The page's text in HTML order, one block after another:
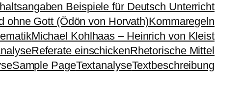
Beispiele für Deutsch Unterricht
ohne Gott (Ödön von Horvath)Kommaregeln
Michael Kohlhaas – Heinrich von Kleist
Referate einschickenRhetorische Mittel
Sample PageTextanalyseTextbeschreibung